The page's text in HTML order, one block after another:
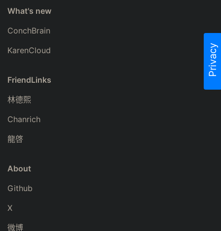
What's new
ConchBrain
KarenCloud
FriendLinks
林德熙
Chanrich
龍啓
About
Github
X
微博
Privacy